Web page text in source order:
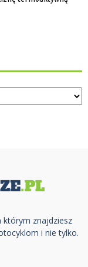
znajdziesz
i nie tylko.